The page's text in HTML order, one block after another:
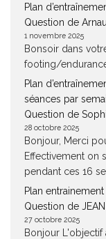
Plan
Question de
1 novembre 2025
Bonsoir dans
footing/
Plan
séances par
Question de
28 octobre 2025
Bonjour, Merci
Effectivement on
pendant ces 16
Plan
Question de
27 octobre 2025
Bonjour